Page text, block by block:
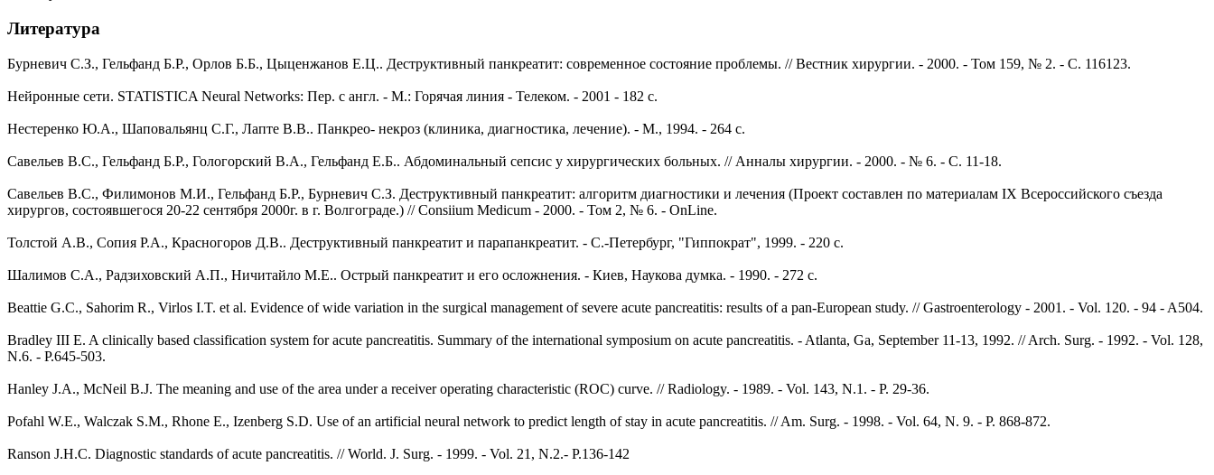
Литература
Бурневич С.З., Гельфанд Б.Р., Орлов Б.Б., Цыценжанов Е.Ц.. Деструктивный панкреатит: современное состояние проблемы. // Вестник хирургии. - 2000. - Том 159, № 2. - С. 116123.
Нейронные сети. STATISTICA Neural Networks: Пер. с англ. - М.: Горячая линия - Телеком. - 2001 - 182 с.
Нестеренко Ю.А., Шаповальянц С.Г., Лапте В.В.. Панкрео- некроз (клиника, диагностика, лечение). - М., 1994. - 264 с.
Савельев В.С., Гельфанд Б.Р., Гологорский В.А., Гельфанд Е.Б.. Абдоминальный сепсис у хирургических больных. // Анналы хирургии. - 2000. - № 6. - С. 11-18.
Савельев В.С., Филимонов М.И., Гельфанд Б.Р., Бурневич С.З. Деструктивный панкреатит: алгоритм диагностики и лечения (Проект составлен по материалам IX Всероссийского съезда
хирургов, состоявшегося 20-22 сентября 2000г. в г. Волгограде.) // Consiium Medicum - 2000. - Том 2, № 6. - OnLine.
Толстой А.В., Сопия Р.А., Красногоров Д.В.. Деструктивный панкреатит и парапанкреатит. - С.-Петербург, "Гиппократ", 1999. - 220 с.
Шалимов С.А., Радзиховский А.П., Ничитайло М.Е.. Острый панкреатит и его осложнения. - Киев, Наукова думка. - 1990. - 272 с.
Beattie G.C., Sahorim R., Virlos I.T. et al. Evidence of wide variation in the surgical management of severe acute pancreatitis: results of a pan-European study. // Gastroenterology - 2001. - Vol. 120. - 94 - A504.
Bradley III E. A clinically based classification system for acute pancreatitis. Summary of the international symposium on acute pancreatitis. - Atlanta, Ga, September 11-13, 1992. // Arch. Surg. - 1992. - Vol. 128,
N.6. - P.645-503.
Hanley J.A., McNeil B.J. The meaning and use of the area under a receiver operating characteristic (ROC) curve. // Radiology. - 1989. - Vol. 143, N.1. - P. 29-36.
Pofahl W.E., Walczak S.M., Rhone E., Izenberg S.D. Use of an artificial neural network to predict length of stay in acute pancreatitis. // Am. Surg. - 1998. - Vol. 64, N. 9. - P. 868-872.
Ranson J.H.C. Diagnostic standards of acute pancreatitis. // World. J. Surg. - 1999. - Vol. 21, N.2.- P.136-142